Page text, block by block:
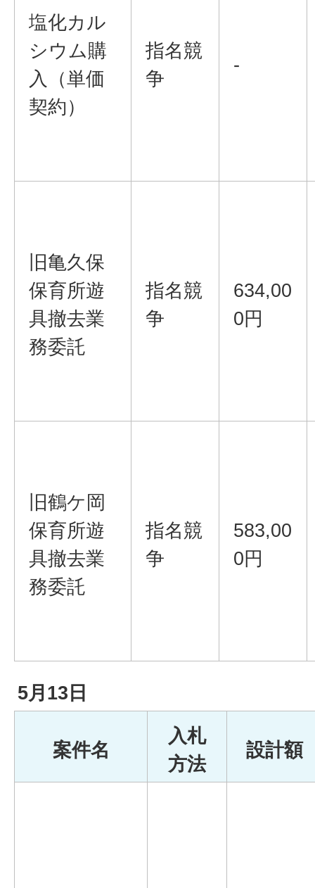
塩化カル
シウム購
入（単価
契約）
指名競
争
-
旧亀久保
保育所遊
具撤去業
務委託
指名競
争
634,00
0円
旧鶴ケ岡
保育所遊
具撤去業
務委託
指名競
争
583,00
0円
5月13日
案件名
入札
方法
設計額